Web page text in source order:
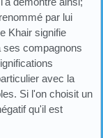
par lui
Khair signifie
ses compagnons
avec la
Si l'on choisit un
qu'il est